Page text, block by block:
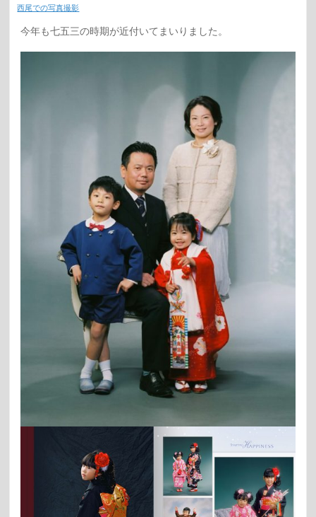
西尾での写真撮影
今年も七五三の時期が近付いてまいりました。